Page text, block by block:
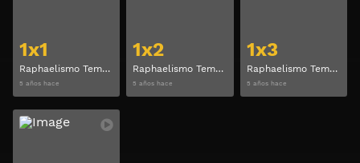
1x1
Raphaelismo Temporada 1 Capitulo 1
5 años hace
1x2
Raphaelismo Temporada 1 Capitulo 2
5 años hace
1x3
Raphaelismo Temporada 1 Capitulo 3
5 años hace